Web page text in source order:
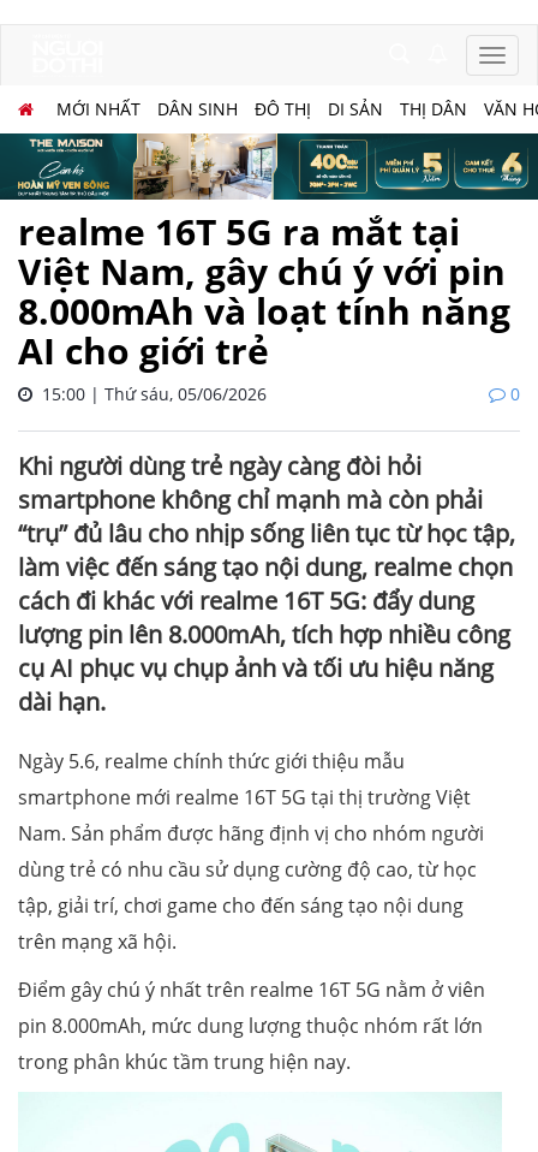
MỚI NHẤT DÂN SINH ĐÔ THỊ DI SẢN THỊ DÂN VĂN
realme 16T 5G ra mắt tại
Việt Nam, gây chú ý với pin
8.000mAh và loạt tính năng
AI cho giới trẻ
15:00 | Thứ sáu, 05/06/2026 0
Khi người dùng trẻ ngày càng đòi hỏi
smartphone không chỉ mạnh mà còn phải
“trụ” đủ lâu cho nhịp sống liên tục từ học tập,
làm việc đến sáng tạo nội dung, realme chọn
cách đi khác với realme 16T 5G: đẩy dung
lượng pin lên 8.000mAh, tích hợp nhiều công
cụ AI phục vụ chụp ảnh và tối ưu hiệu năng
dài hạn.
Ngày 5.6, realme chính thức giới thiệu mẫu
smartphone mới realme 16T 5G tại thị trường Việt
Nam. Sản phẩm được hãng định vị cho nhóm người
dùng trẻ có nhu cầu sử dụng cường độ cao, từ học
tập, giải trí, chơi game cho đến sáng tạo nội dung
trên mạng xã hội.
Điểm gây chú ý nhất trên realme 16T 5G nằm ở viên
pin 8.000mAh, mức dung lượng thuộc nhóm rất lớn
trong phân khúc tầm trung hiện nay.